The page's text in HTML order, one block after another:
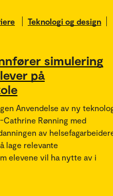
Teknologi og design
simulering
på
Anvendelse av ny
Rønning med
av
lage relevante
elevene vil ha nytte av i